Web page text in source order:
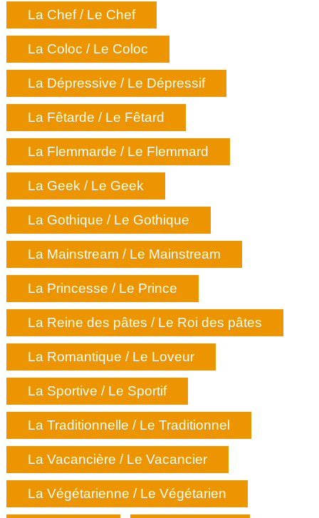
La Chef / Le Chef
La Coloc / Le Coloc
La Dépressive / Le Dépressif
La Fêtarde / Le Fêtard
La Flemmarde / Le Flemmard
La Geek / Le Geek
La Gothique / Le Gothique
La Mainstream / Le Mainstream
La Princesse / Le Prince
La Reine des pâtes / Le Roi des pâtes
La Romantique / Le Loveur
La Sportive / Le Sportif
La Traditionnelle / Le Traditionnel
La Vacancière / Le Vacancier
La Végétarienne / Le Végétarien